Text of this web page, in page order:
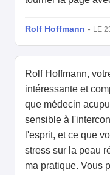
Rolf Hoffmann - LE
Rolf Hoffmann,
intéressante et
que médecin
sensible à
l'esprit, et ce que
stress sur la peau
ma pratique. Vous